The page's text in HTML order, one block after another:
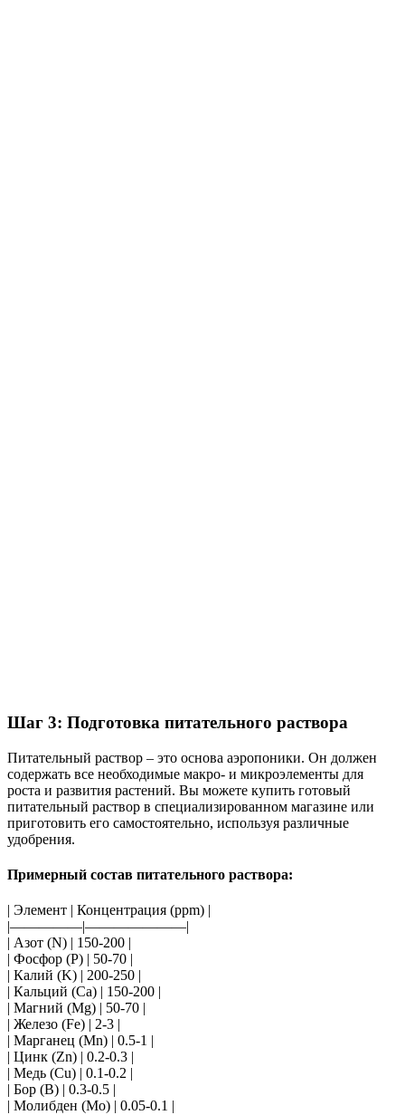
Шаг 3: Подготовка питательного раствора
Питательный раствор – это основа аэропоники. Он должен
содержать все необходимые макро- и микроэлементы для
роста и развития растений. Вы можете купить готовый
питательный раствор в специализированном магазине или
приготовить его самостоятельно, используя различные
удобрения.
Примерный состав питательного раствора:
| Элемент | Концентрация (ppm) |
|—————|———————|
| Азот (N) | 150-200 |
| Фосфор (P) | 50-70 |
| Калий (K) | 200-250 |
| Кальций (Ca) | 150-200 |
| Магний (Mg) | 50-70 |
| Железо (Fe) | 2-3 |
| Марганец (Mn) | 0.5-1 |
| Цинк (Zn) | 0.2-0.3 |
| Медь (Cu) | 0.1-0.2 |
| Бор (B) | 0.3-0.5 |
| Молибден (Mo) | 0.05-0.1 |